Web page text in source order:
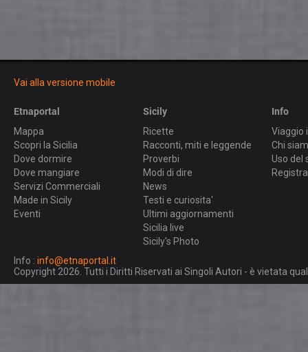
Vai alla versione mobile
Etnaportal
Mappa
Scopri la Sicilia
Dove dormire
Dove mangiare
Servizi Commerciali
Made in Sicily
Eventi
Sicily
Ricette
Racconti, miti e leggende
Proverbi
Modi di dire
News
Testi e curiosita'
Ultimi aggiornamenti
Sicilia live
Sicily's Photo
Info
Viaggio
Chi
Uso del
Info : info@etnaportal.it
Copyright 2026. Tutti i Diritti Riservati ai Singoli Autori - è vietata